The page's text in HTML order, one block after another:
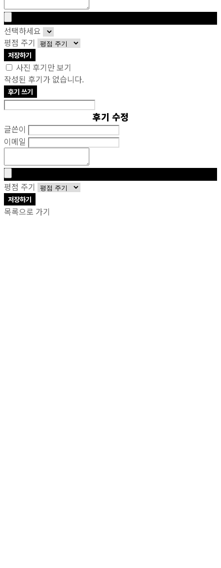
선택하세요
평점 주기
저장하기
사진 후기만 보기
작성된 후기가 없습니다.
후기 쓰기
후기 수정
글쓴이
이메일
평점 주기
저장하기
목록으로 가기